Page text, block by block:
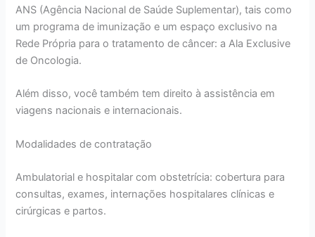
ANS (Agência Nacional de Saúde Suplementar), tais como
um programa de imunização e um espaço exclusivo na
Rede Própria para o tratamento de câncer: a Ala Exclusive
de Oncologia.
Além disso, você também tem direito à assistência em
viagens nacionais e internacionais.
Modalidades de contratação
Ambulatorial e hospitalar com obstetrícia: cobertura para
consultas, exames, internações hospitalares clínicas e
cirúrgicas e partos.